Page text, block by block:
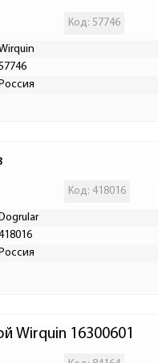
Код: 57746
Код: 418016
Wirquin 16300601